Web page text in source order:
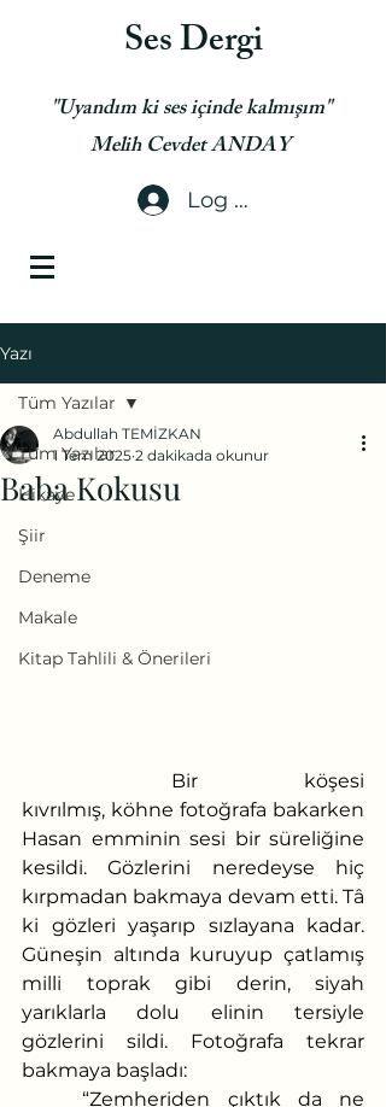
Ses Dergi
"Uyandım ki ses içinde kalmışım"
Melih Cevdet ANDAY
Log In
Yazı
Tüm Yazılar
Hikaye
Şiir
Deneme
Makale
Kitap Tahlili & Önerileri
Tüm Yazılar
Baba Kokusu
Abdullah TEMİZKAN
1 Tem 2025 2 dakikada okunur
kıvrılmış, köhne fotoğrafa bakarken
Hasan emminin sesi bir süreliğine
kesildi. Gözlerini neredeyse hiç
kırpmadan bakmaya devam etti. Tâ
ki gözleri yaşarıp sızlayana kadar.
Güneşin altında kuruyup çatlamış
milli toprak gibi derin, siyah
yarıklarla dolu elinin tersiyle
gözlerini sildi. Fotoğrafa tekrar
bakmaya başladı: